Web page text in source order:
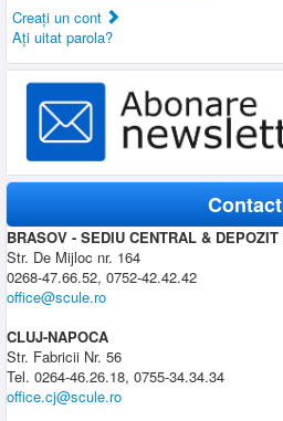
Creaţi un cont
Aţi uitat parola?
Contact
BRASOV - SEDIU CENTRAL & DEPOZIT
Str. De Mijloc nr. 164
0268-47.66.52, 0752-42.42.42
office@scule.ro
CLUJ-NAPOCA
Str. Fabricii Nr. 56
Tel. 0264-46.26.18, 0755-34.34.34
office.cj@scule.ro